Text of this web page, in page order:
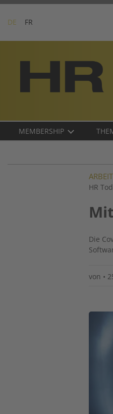
Skip
content
DE FR
Main
DE
MEMBERSHIP
HR
Die
von •